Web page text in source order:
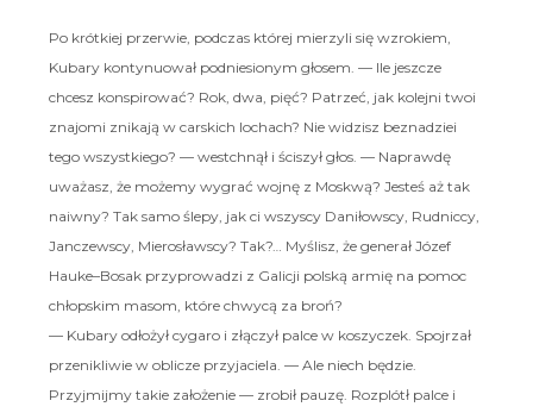
Po krótkiej przerwie, podczas której mierzyli się wzrokiem,
Kubary kontynuował podniesionym głosem. — Ile jeszcze
chcesz konspirować? Rok, dwa, pięć? Patrzeć, jak kolejni twoi
znajomi znikają w carskich lochach? Nie widzisz beznadziei
tego wszystkiego? — westchnął i ściszył głos. — Naprawdę
uważasz, że możemy wygrać wojnę z Moskwą? Jesteś aż tak
naiwny? Tak samo ślepy, jak ci wszyscy Daniłowscy, Rudniccy,
Janczewscy, Mierosławscy? Tak?… Myślisz, że generał Józef
Hauke–Bosak przyprowadzi z Galicji polską armię na pomoc
chłopskim masom, które chwycą za broń?
— Kubary odłożył cygaro i złączył palce w koszyczek. Spojrzał
przenikliwie w oblicze przyjaciela. — Ale niech będzie.
Przyjmijmy takie założenie — zrobił pauzę. Rozplótł palce i